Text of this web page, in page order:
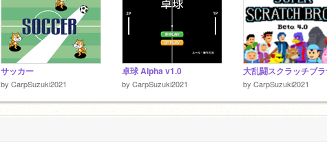
サッカー
by CarpSuzuki2021
卓球 Alpha v1.0
by CarpSuzuki2021 by CarpSuzuki2021